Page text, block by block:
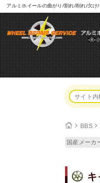
アルミホイールの曲がり/割れ/削れ/欠け
BBS
国産メーカ